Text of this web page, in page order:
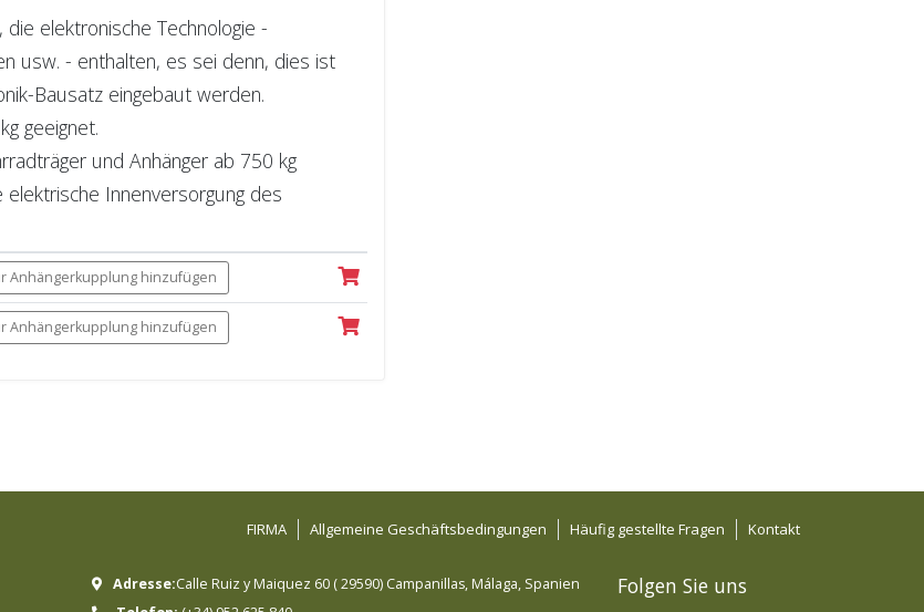
elektronische Technologie -
usw. - enthalten, es sei denn, dies ist
Bausatz eingebaut werden.
geeignet.
und Anhänger ab 750 kg
Innenversorgung des
Anhängerkupplung hinzufügen
Anhängerkupplung hinzufügen
FIRMA Allgemeine Geschäftsbedingungen Häufig gestellte Fragen Kontakt
Adresse:Calle Ruiz y Maiquez 60 (29590) Campanillas, Málaga, Spanien
Folgen Sie uns